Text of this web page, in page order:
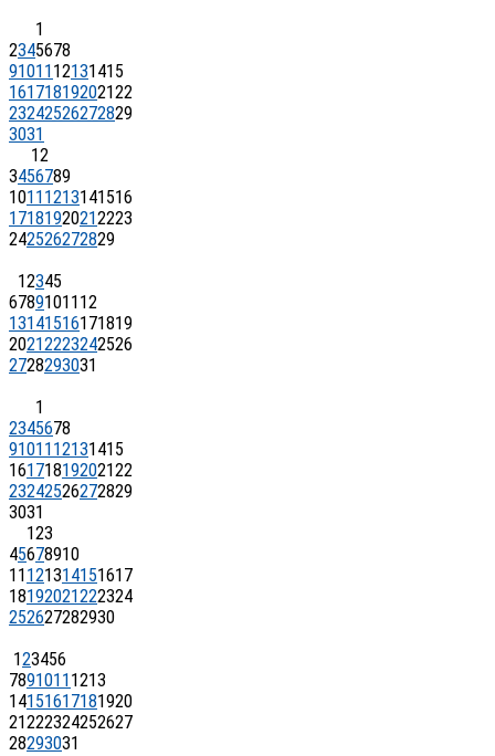
1
2345678
91011 12131415
16171819202122
23242526272829
3031
12
3456789
1011 1213141516
17181920212223
242526272829
12345
67891011 12
13141516171819
20212223242526
2728293031
1
2345678
91011 12131415
16171819202122
23242526272829
3031
123
45678910
11 121314151617
18192021222324
252627282930
123456
7891011 1213
14151617181920
21222324252627
28293031